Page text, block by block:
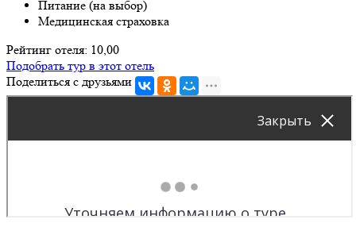
Питание (на выбор)
Медицинская страховка
Рейтинг отеля: 10,00
Подобрать тур в этот отель
Поделиться с друзьями